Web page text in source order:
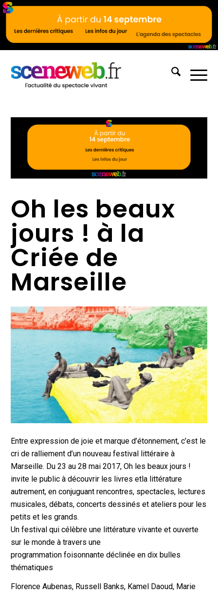
Oh les beaux
jours ! à la
Criée de
Marseille
Entre expression de joie et marque d’étonnement, c’est le
cri de ralliement d’un nouveau festival littéraire à
Marseille. Du 23 au 28 mai 2017, Oh les beaux jours !
invite le public à découvrir les livres etla littérature
autrement, en conjuguant rencontres, spectacles, lectures
musicales, débats, concerts dessinés et ateliers pour les
petits et les grands.
Un festival qui célèbre une littérature vivante et ouverte
sur le monde à travers une
programmation foisonnante déclinée en dix bulles
thématiques
Florence Aubenas, Russell Banks, Kamel Daoud, Marie